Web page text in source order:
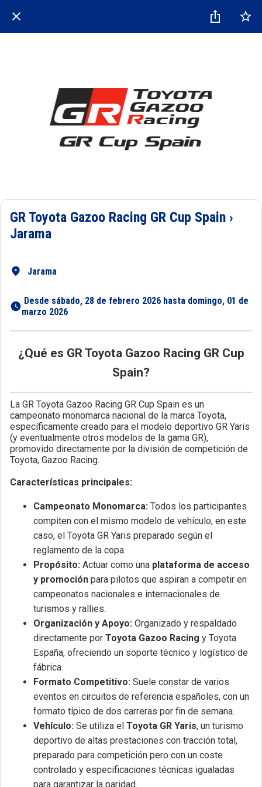
GR Toyota Gazoo Racing GR Cup Spain ›
Jarama
Jarama
marzo 2026
¿Qué es GR Toyota Gazoo Racing GR Cup
Spain?
La GR Toyota Gazoo Racing GR Cup Spain es un
campeonato monomarca nacional de la marca Toyota,
específicamente creado para el modelo deportivo GR Yaris
(y eventualmente otros modelos de la gama GR),
promovido directamente por la división de competición de
Toyota, Gazoo Racing.
Características principales:
Campeonato Monomarca: Todos los participantes
compiten con el mismo modelo de vehículo, en este
caso, el Toyota GR Yaris preparado según el
reglamento de la copa.
Propósito: Actuar como una plataforma de acceso
y promoción para pilotos que aspiran a competir en
campeonatos nacionales e internacionales de
turismos y rallies.
Organización y Apoyo: Organizado y respaldado
directamente por Toyota Gazoo Racing y Toyota
España, ofreciendo un soporte técnico y logístico de
fábrica.
Formato Competitivo: Suele constar de varios
eventos en circuitos de referencia españoles, con un
formato típico de dos carreras por fin de semana.
Vehículo: Se utiliza el Toyota GR Yaris, un turismo
deportivo de altas prestaciones con tracción total,
preparado para competición pero con un coste
controlado y especificaciones técnicas igualadas
para garantizar la paridad.